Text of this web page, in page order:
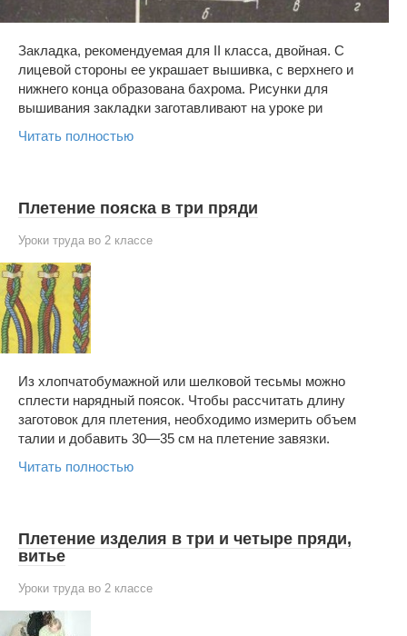
Закладка, рекомендуемая для II класса, двойная. С
лицевой стороны ее украшает вышивка, с верхнего и
нижнего конца образована бахрома. Рисунки для
вышивания закладки заготавливают на уроке ри
Читать полностью
Плетение пояска в три пряди
Уроки труда во 2 классе
Из хлопчатобумажной или шелковой тесьмы можно
сплести нарядный поясок. Чтобы рассчитать длину
заготовок для плетения, необходимо измерить объем
талии и добавить 30—35 см на плетение завязки.
Читать полностью
Плетение изделия в три и четыре пряди,
витье
Уроки труда во 2 классе